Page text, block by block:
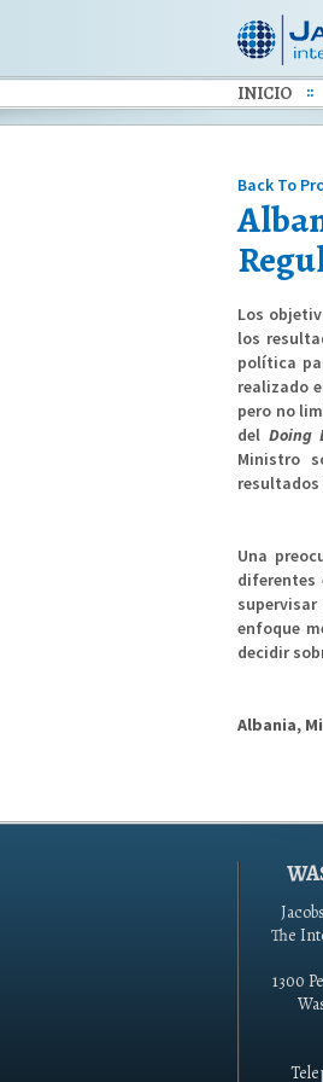
INICIO
Back To
Los
los
política
realizado
pero no
del Doing
Ministro
resultados
Una
diferentes
enfoque
decidir
Albania,
The
1300